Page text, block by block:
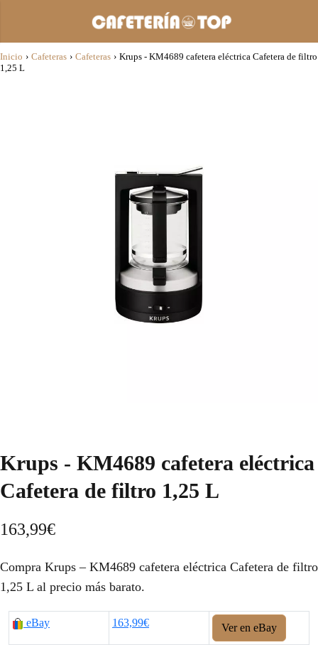
Inicio › Cafeteras › Cafeteras › Krups - KM4689 cafetera eléctrica Cafetera de filtro
1,25 L
Krups - KM4689 cafetera eléctrica
Cafetera de filtro 1,25 L
163,99€
Compra Krups – KM4689 cafetera eléctrica Cafetera de filtro
1,25 L al precio más barato.
eBay 163,99€ Ver en eBay